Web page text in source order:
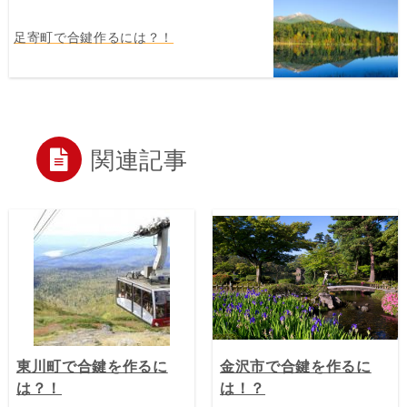
足寄町で合鍵作るには？！
関連記事
東川町で合鍵を作るに
は？！
金沢市で合鍵を作るに
は！？